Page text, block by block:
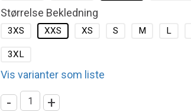
Størrelse Bekledning
3XS XXS XS S M L
3XL
Vis varianter som liste
- +